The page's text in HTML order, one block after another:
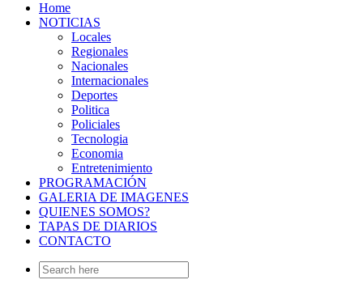
Home
NOTICIAS
Locales
Regionales
Nacionales
Internacionales
Deportes
Politica
Policiales
Tecnologia
Economia
Entretenimiento
PROGRAMACIÓN
GALERIA DE IMAGENES
QUIENES SOMOS?
TAPAS DE DIARIOS
CONTACTO
Search
for: